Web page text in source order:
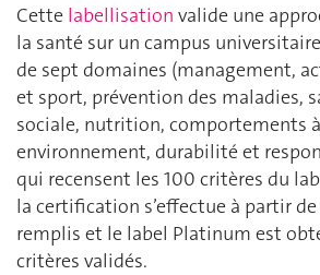
Cette labellisation valide une
la santé sur un campus
de sept domaines (management,
et sport, prévention des maladies,
sociale, nutrition, comportements
environnement, durabilité et
qui recensent les 100 critères du
la certification s’effectue à partir
remplis et le label Platinum est
critères validés.